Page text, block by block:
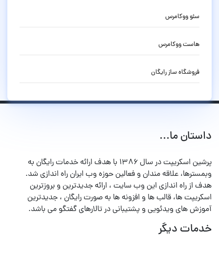
سئو ووکامرس
هاست ووکامرس
فروشگاه ساز رایگان
داستان ما...
پرشین اسکریپت در سال ۱۳۸۶ با هدف ارائه خدمات رایگان به
وبمسترها، علاقه مندان و فعالین حوزه وب ایران راه اندازی شد.
هدف از راه اندازی این وب سایت ، ارائه جدیدترین و بروزترین
اسکریپت ها، قالب ها و افزونه ها به صورت رایگان ، جدیدترین
آموزش های ویدئویی و پشتیبانی در تالارهای گفتگو می باشد.
خدمات دیگر